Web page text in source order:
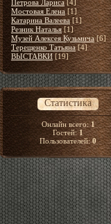
Петрова Лариса [4]
Мостовая Елена [1]
Катарина Валеева [1]
Резник Наталья [1]
Музей Алексея Кузьмича [6]
Терещенко Татьяна [4]
ВЫСТАВКИ [19]
Статистика
Онлайн всего:1
Гостей:1
Пользователей:0